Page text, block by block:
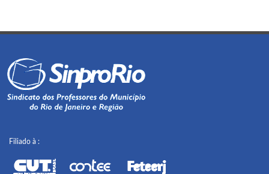
Filiado à :